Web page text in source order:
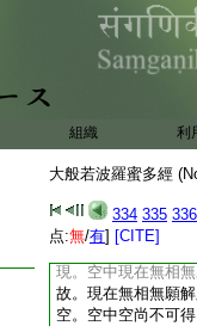
組織 利
大般若波羅蜜多經
334 335 336
点:無/有] [CITE]
不可得。何況空中
善現。空中過去未
何以故。過去未來
性亦空。空中空尚
無相無願解脱門不
無願解脱門即是空
可得。何況空中有
得。善現。空中未
得。何以故。未來
空性亦空。空中空
何況空中有未來無
現。空中現在無相
故。現在無相無願
空。空中空尚不可